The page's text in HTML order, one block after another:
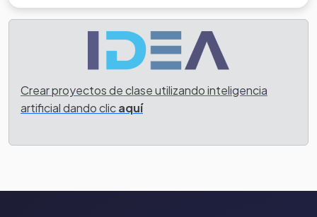
Crear proyectos de clase utilizando inteligencia
artificial dando clicaquí